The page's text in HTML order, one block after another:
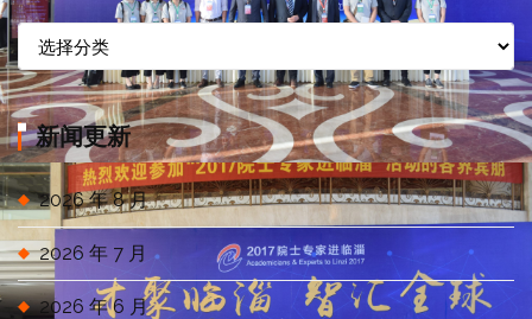
信
息
分
类新闻更新
2026 年 8 月
2026 年 7 月
2026 年 6 月